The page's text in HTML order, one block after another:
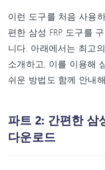
이런 도구를 처음 사용
편한 삼성 FRP 도구를
니다. 아래에서는 최고
소개하고, 이를 이용해
쉬운 방법도 함께 안내
파트 2: 간편한 삼
다운로드